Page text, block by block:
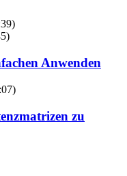
Anwenden
zu